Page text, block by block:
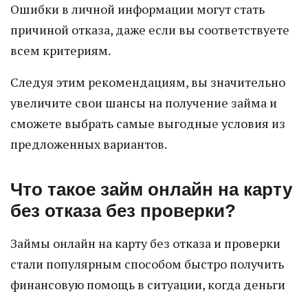
Ошибки в личной информации могут стать
причиной отказа, даже если вы соответствуете
всем критериям.
Следуя этим рекомендациям, вы значительно
увеличите свои шансы на получение займа и
сможете выбрать самые выгодные условия из
предложенных вариантов.
Что такое займ онлайн на карту
без отказа без проверки?
Займы онлайн на карту без отказа и проверки
стали популярным способом быстро получить
финансовую помощь в ситуации, когда деньги